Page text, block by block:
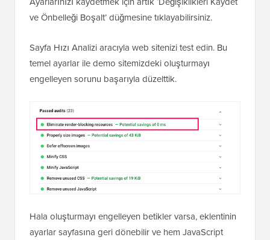
ve Önbelleği Boşalt’ düğmesine tıklayabilirsiniz.
Sayfa Hızı Analizi aracıyla web sitenizi test edin. Bu
temel ayarlar ile demo sitemizdeki oluşturmayı
engelleyen sorunu başarıyla düzelttik.
Hala oluşturmayı engelleyen betikler varsa, eklentinin
ayarlar sayfasına geri dönebilir ve hem JavaScript